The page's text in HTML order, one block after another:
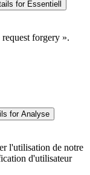
for Essentiell
request forgery ».
for Analyse
l'utilisation de notre
d'utilisateur